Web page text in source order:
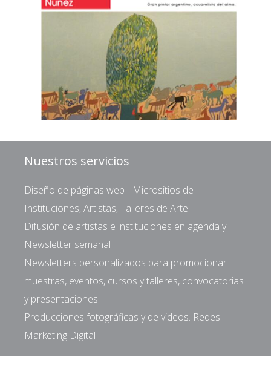
Nuestros servicios
Diseño de páginas web - Micrositios de
Instituciones, Artistas, Talleres de Arte
Difusión de artistas e instituciones en agenda y
Newsletter semanal
Newsletters personalizados para promocionar
muestras, eventos, cursos y talleres, convocatorias
y presentaciones
Producciones fotográficas y de videos. Redes.
Marketing Digital